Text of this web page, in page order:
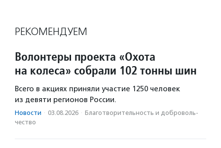
РЕКОМЕНДУЕМ
Волонтеры проекта «Охота
на колеса» собрали 102 тонны шин
Всего в акциях приняли участие 1250 человек
из девяти регионов России.
Новости · 03.08.2026 · Благотвори­тель­ность и доброволь­
чест­во